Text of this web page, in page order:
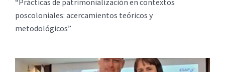
“Prácticas de patrimonialización en contextos
poscoloniales: acercamientos teóricos y
metodológicos”